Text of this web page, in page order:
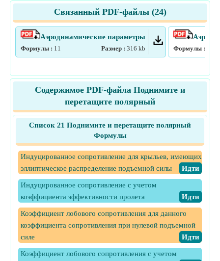
Связанный PDF-файлы (24)
Аэродинамические параметры
Формулы : 11 Размер : 316 kb Формулы :
Содержимое PDF-файла Поднимите и
перетащите полярный
Список 21 Поднимите и перетащите полярный
Формулы
Индуцированное сопротивление для крыльев, имеющих
эллиптическое распределение подъемной силы
​Идти
Индуцированное сопротивление с учетом
коэффициента эффективности пролета
​Идти
Коэффициент лобового сопротивления для данного
коэффициента сопротивления при нулевой подъемной
силе
​Идти
Коэффициент лобового сопротивления с учетом